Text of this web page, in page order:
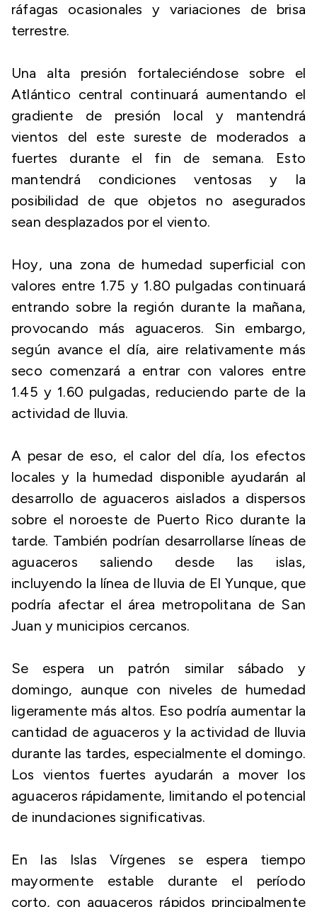
ráfagas ocasionales y variaciones de brisa
terrestre.
Una alta presión fortaleciéndose sobre el
Atlántico central continuará aumentando el
gradiente de presión local y mantendrá
vientos del este sureste de moderados a
fuertes durante el fin de semana. Esto
mantendrá condiciones ventosas y la
posibilidad de que objetos no asegurados
sean desplazados por el viento.
Hoy, una zona de humedad superficial con
valores entre 1.75 y 1.80 pulgadas continuará
entrando sobre la región durante la mañana,
provocando más aguaceros. Sin embargo,
según avance el día, aire relativamente más
seco comenzará a entrar con valores entre
1.45 y 1.60 pulgadas, reduciendo parte de la
actividad de lluvia.
A pesar de eso, el calor del día, los efectos
locales y la humedad disponible ayudarán al
desarrollo de aguaceros aislados a dispersos
sobre el noroeste de Puerto Rico durante la
tarde. También podrían desarrollarse líneas de
aguaceros saliendo desde las islas,
incluyendo la línea de lluvia de El Yunque, que
podría afectar el área metropolitana de San
Juan y municipios cercanos.
Se espera un patrón similar sábado y
domingo, aunque con niveles de humedad
ligeramente más altos. Eso podría aumentar la
cantidad de aguaceros y la actividad de lluvia
durante las tardes, especialmente el domingo.
Los vientos fuertes ayudarán a mover los
aguaceros rápidamente, limitando el potencial
de inundaciones significativas.
En las Islas Vírgenes se espera tiempo
mayormente estable durante el período
corto, con aguaceros rápidos principalmente